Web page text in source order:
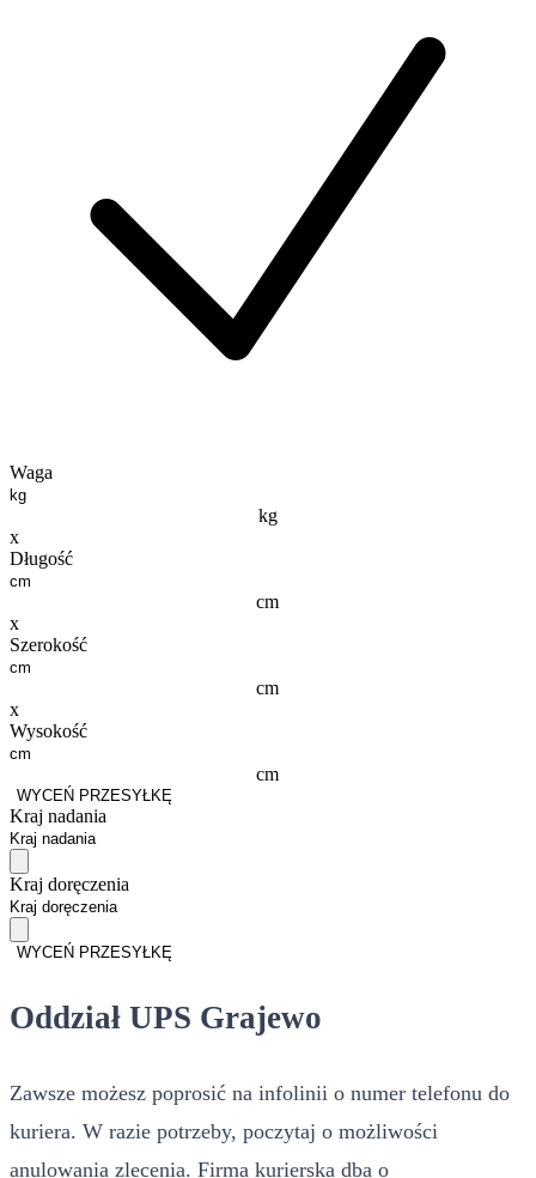
Waga
kg
x
Długość
cm
x
Szerokość
cm
x
Wysokość
cm
WYCEŃ PRZESYŁKĘ
Kraj nadania
Kraj doręczenia
WYCEŃ PRZESYŁKĘ
Oddział UPS Grajewo
Zawsze możesz poprosić na infolinii o numer telefonu do
kuriera. W razie potrzeby, poczytaj o możliwości
anulowania zlecenia. Firma kurierska dba o